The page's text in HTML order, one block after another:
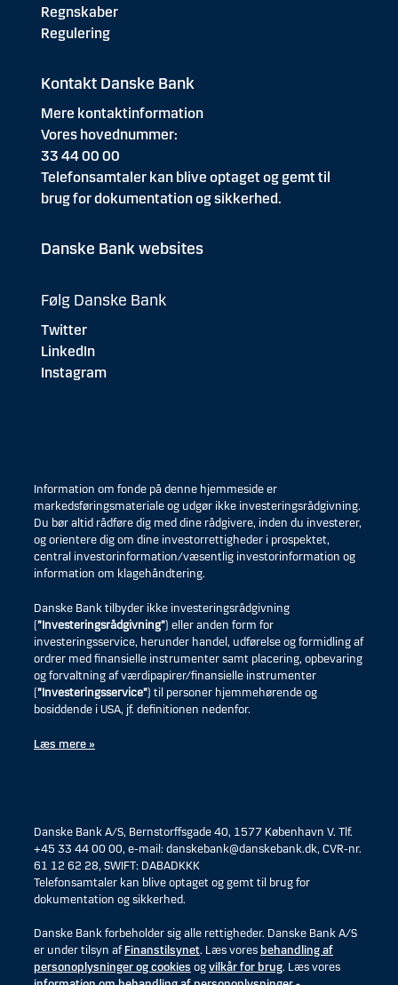
Regnskaber
Regulering
Kontakt Danske Bank
Mere kontaktinformation
Vores hovednummer:
33 44 00 00
Telefonsamtaler kan blive optaget og gemt til
brug for dokumentation og sikkerhed.
Danske Bank websites
Følg Danske Bank
Twitter
LinkedIn
Instagram
Information om fonde på denne hjemmeside er
markedsføringsmateriale og udgør ikke investeringsrådgivning.
Du bør altid rådføre dig med dine rådgivere, inden du investerer,
og orientere dig om dine investorrettigheder i prospektet,
central investorinformation/væsentlig investorinformation og
information om klagehåndtering.
Danske Bank tilbyder ikke investeringsrådgivning
(”Investeringsrådgivning”) eller anden form for
investeringsservice, herunder handel, udførelse og formidling af
ordrer med finansielle instrumenter samt placering, opbevaring
og forvaltning af værdipapirer/finansielle instrumenter
(”Investeringsservice”) til personer hjemmehørende og
bosiddende i USA, jf. definitionen nedenfor.
Læs mere »
Danske Bank A/S, Bernstorffsgade 40, 1577 København V. Tlf.
+45 33 44 00 00, e-mail: danskebank@danskebank.dk, CVR-nr.
61 12 62 28, SWIFT: DABADKKK
Telefonsamtaler kan blive optaget og gemt til brug for
dokumentation og sikkerhed.
Danske Bank forbeholder sig alle rettigheder. Danske Bank A/S
er under tilsyn afFinanstilsynet. Læs vores behandling af
personoplysninger og cookies ogvilkår for brug. Læs vores